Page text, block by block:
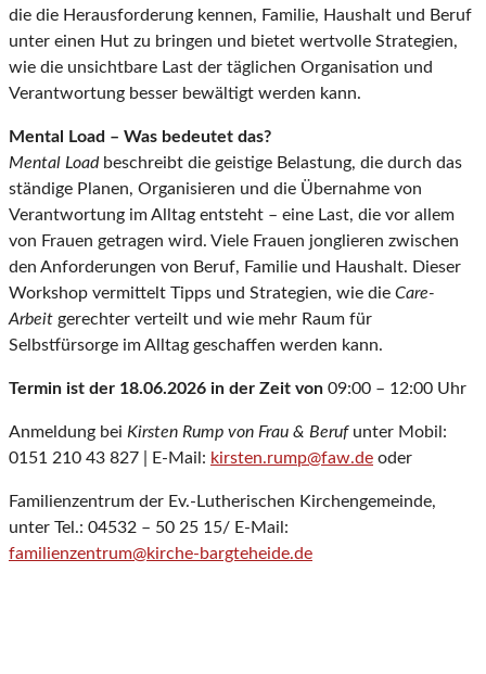
die die Herausforderung kennen, Familie, Haushalt und Beruf
unter einen Hut zu bringen und bietet wertvolle Strategien,
wie die unsichtbare Last der täglichen Organisation und
Verantwortung besser bewältigt werden kann.
Mental Load – Was bedeutet das?
Mental Loadbeschreibt die geistige Belastung, die durch das
ständige Planen, Organisieren und die Übernahme von
Verantwortung im Alltag entsteht – eine Last, die vor allem
von Frauen getragen wird. Viele Frauen jonglieren zwischen
den Anforderungen von Beruf, Familie und Haushalt. Dieser
Workshop vermittelt Tipps und Strategien, wie die Care-
Arbeit gerechter verteilt und wie mehr Raum für
Selbstfürsorge im Alltag geschaffen werden kann.
Termin ist der 18.06.2026 in der Zeit von 09:00 – 12:00 Uhr
Anmeldung bei Kirsten Rump von Frau & Berufunter Mobil:
0151 210 43 827 | E-Mail: kirsten.rump@faw.de oder
Familienzentrum der Ev.-Lutherischen Kirchengemeinde,
unter Tel.: 04532 – 50 25 15/ E-Mail:
familienzentrum@kirche-bargteheide.de